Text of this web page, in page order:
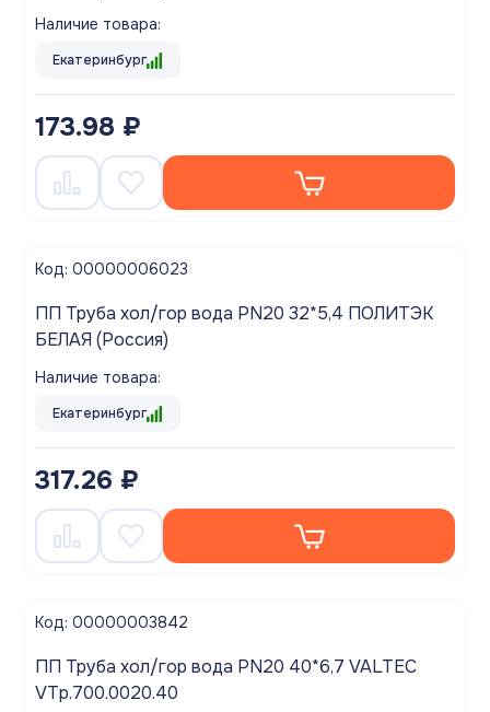
Наличие товара:
Екатеринбург
173.98 ₽
Код: 00000006023
ПП Труба хол/гор вода PN20 32*5,4 ПОЛИТЭК
БЕЛАЯ (Россия)
Наличие товара:
Екатеринбург
317.26 ₽
Код: 00000003842
ПП Труба хол/гор вода PN20 40*6,7 VALTEC
VTp.700.0020.40